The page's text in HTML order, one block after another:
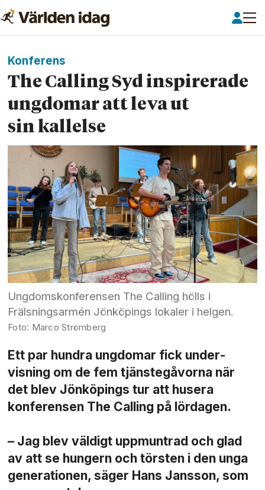
Konferens
The Calling Syd inspirerade
ungdomar att leva ut
sin kallelse
Ungdomskonferensen The Calling hölls i
Frälsningsarmén Jönköpings lokaler i helgen.
Marco Strömberg
Ett par hundra ungdomar fick under­
visning om de fem tjänstegåvorna när
det blev Jönköpings tur att husera
konferensen The Calling på lördagen.
– Jag blev väldigt uppmuntrad och glad
av att se hungern och törsten i den unga
generationen, säger Hans Jansson, som